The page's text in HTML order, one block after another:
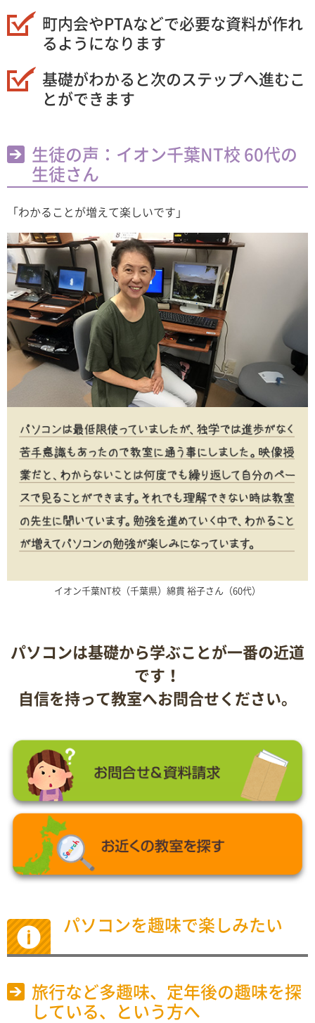
町内会やPTAなどで必要な資料が作れ
るようになります
基礎がわかると次のステップへ進むこ
とができます
生徒の声：イオン千葉NT校 60代の
生徒さん
「わかることが増えて楽しいです」
イオン千葉NT校（千葉県）綿貫 裕子さん（60代）
パソコンは基礎から学ぶことが一番の近道
です！
自信を持って教室へお問合せください。
パソコンを趣味で楽しみたい
旅行など多趣味、定年後の趣味を探
している、という方へ